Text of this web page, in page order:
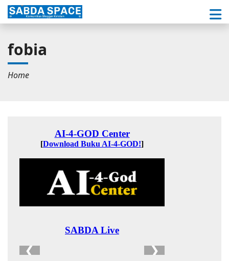
fobia
Home